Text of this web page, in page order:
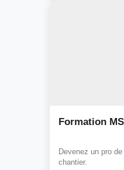
Formation
Devenez un pro
chantier.